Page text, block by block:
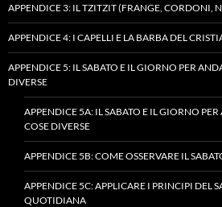
APPENDICE 3: IL TZITZIT (FRANGE, CORDONI,
APPENDICE 4: I CAPELLI E LA BARBA DEL
APPENDICE 5: IL SABATO E IL GIORNO PER
DIVERSE
APPENDICE 5A: IL SABATO E IL GIORNO
COSE DIVERSE
APPENDICE 5B: COME OSSERVARE IL
APPENDICE 5C: APPLICARE I PRINCIPI DEL
QUOTIDIANA